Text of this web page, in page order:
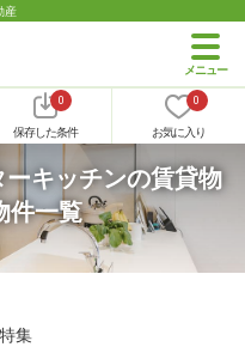
産
0
保存した条件
0
お気に入り
キッチンの賃貸物
件一覧
集